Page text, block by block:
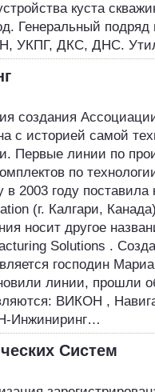
куста
Генеральный подряд
УКПГ, ДКС, ДНС.
создания
с историей самой
Первые линии по
по
в 2003 году
(г. Калгари,
носит другое
Solutions .
господин
линии, прошли
ВИКОН ,
Инжиниринг…
Систем